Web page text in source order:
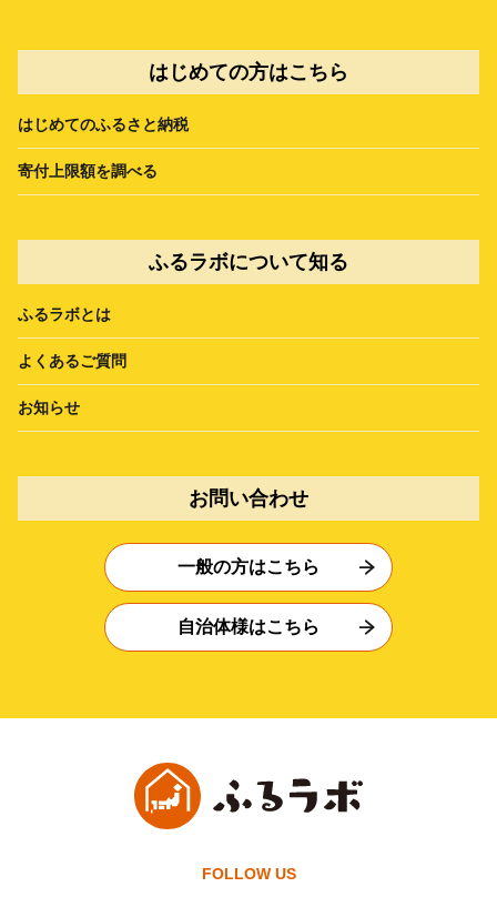
はじめての方はこちら
はじめてのふるさと納税
寄付上限額を調べる
ふるラボについて知る
ふるラボとは
よくあるご質問
お知らせ
お問い合わせ
一般の方はこちら
自治体様はこちら
FOLLOW US